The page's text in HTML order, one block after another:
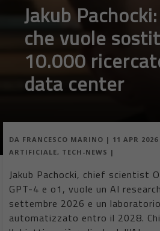
Jakub
che vuole
10.000
data center
DA FRANCESCO MARINO | 11 APR 2026
ARTIFICIALE, TECH-NEWS |
Jakub Pachocki, chief scientist
GPT-4 e o1, vuole un AI
settembre 2026 e un
automatizzato entro il 2028.